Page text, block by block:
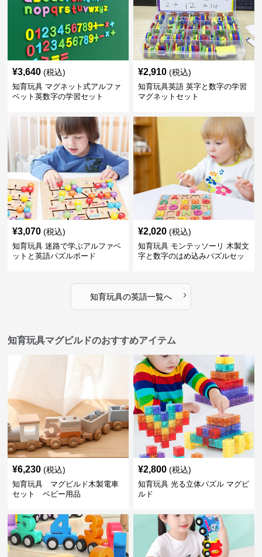
¥3,640 (税込)
知育玩具 マグネット式アルファ
ベット英数字の学習セット
¥2,910 (税込)
知育玩具英語 英字と数字の学習
マグネットセット
¥3,070 (税込)
知育玩具 迷路で学ぶアルファベ
ットと英語パズルボード
¥2,020 (税込)
知育玩具 モンテッソーリ 木製文
字と数字のはめ込みパズルセッ
知育玩具の英語一覧へ ›
知育玩具マグビルドのおすすめアイテム
¥6,230 (税込)
知育玩具 マグビルド木製電車
セット ベビー用品
¥2,800 (税込)
知育玩具 光る立体パズル マグビ
ルド